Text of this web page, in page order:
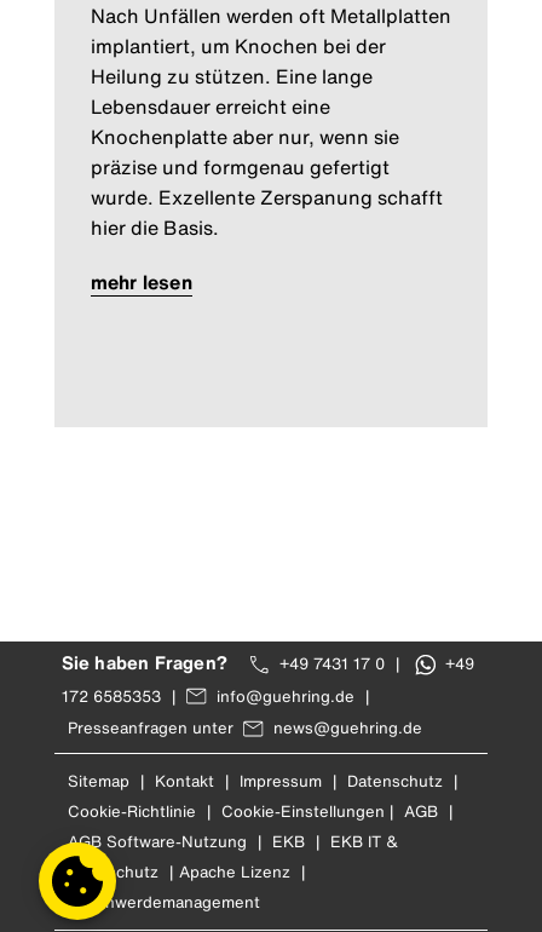
Nach Unfällen werden oft Metallplatten
implantiert, um Knochen bei der
Heilung zu stützen. Eine lange
Lebensdauer erreicht eine
Knochenplatte aber nur, wenn sie
präzise und formgenau gefertigt
wurde. Exzellente Zerspanung schafft
hier die Basis.
mehr lesen
Sie haben Fragen? +49 7431 17 0 |
+49
172 6585353 | info@guehring.de |
Presseanfragen unter
news@guehring.de
Sitemap | Kontakt | Impressum | Datenschutz |
Cookie-Richtlinie | Cookie-Einstellungen | AGB |
AGB Software-Nutzung | EKB | EKB IT &
Cyberschutz | Apache Lizenz |
Beschwerdemanagement